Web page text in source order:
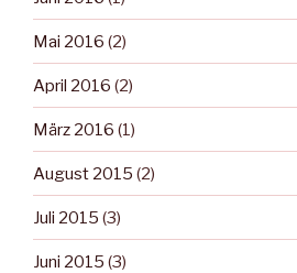
Mai 2016 (2)
April 2016 (2)
März 2016 (1)
August 2015 (2)
Juli 2015 (3)
Juni 2015 (3)